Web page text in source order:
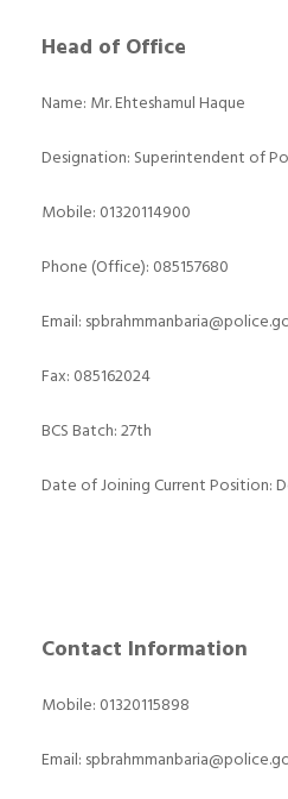
Head of Office
Name: Mr. Ehteshamul Haque
Designation: Superintendent of
Mobile: 01320114900
Phone (Office): 085157680
Email:
Fax: 085162024
BCS Batch: 27th
Date of Joining Current Position:
Contact Information
Mobile: 01320115898
Email: